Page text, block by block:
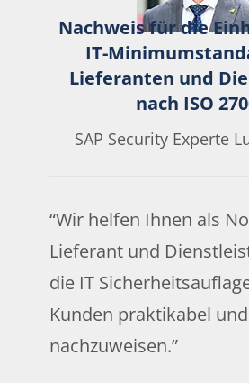
Nachweis für die
IT-
Lieferanten und
nach ISO
SAP Security Experte
“Wir helfen Ihnen als
Lieferant und
die IT
Kunden praktikabel
nachzuweisen.”